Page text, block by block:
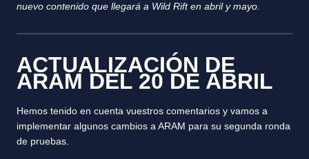
nuevo contenido que llegará a Wild Rift en abril y mayo.
ACTUALIZACIÓN DE
ARAM DEL 20 DE ABRIL
Hemos tenido en cuenta vuestros comentarios y vamos a
implementar algunos cambios a ARAM para su segunda ronda
de pruebas.